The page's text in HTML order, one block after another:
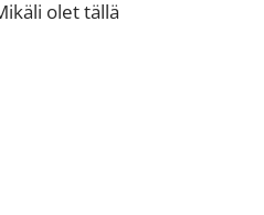
olet tällä